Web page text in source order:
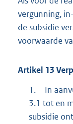
vergunning,
de subsidie
voorwaarde
Artikel 13
1.
In
3.1 tot en
subsidie